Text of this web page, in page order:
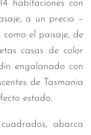
habitaciones con
a un precio –
el paisaje, de
casas de color
engalanado con
de Tasmania
estado.
abarca